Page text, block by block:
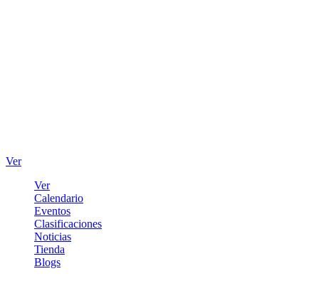
Ver
Ver
Calendario
Eventos
Clasificaciones
Noticias
Tienda
Blogs